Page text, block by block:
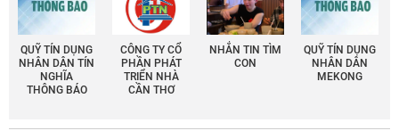
QUỸ TÍN DỤNG
NHÂN DÂN TÍN
NGHĨA
THÔNG BÁO
CÔNG TY CỔ
PHẦN PHÁT
TRIỂN NHÀ
CẦN THƠ
NHẮN TIN TÌM
CON
QUỸ TÍN DỤNG
NHÂN DÂN
MEKONG